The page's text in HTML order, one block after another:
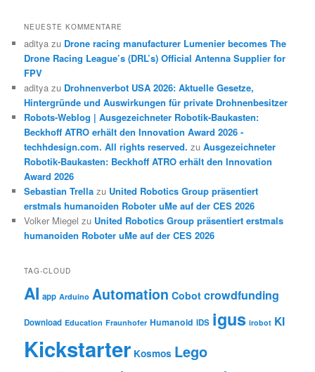
NEUESTE KOMMENTARE
aditya zu Drone racing manufacturer Lumenier becomes The
Drone Racing League’s (DRL’s) Official Antenna Supplier for
FPV
aditya zu Drohnenverbot USA 2026: Aktuelle Gesetze,
Hintergründe und Auswirkungen für private Drohnenbesitzer
Robots-Weblog | Ausgezeichneter Robotik-Baukasten:
Beckhoff ATRO erhält den Innovation Award 2026 -
techhdesign.com. All rights reserved. zuAusgezeichneter
Robotik-Baukasten: Beckhoff ATRO erhält den Innovation
Award 2026
Sebastian Trella zu United Robotics Group präsentiert
erstmals humanoiden Roboter uMe auf der CES 2026
Volker Miegel zu United Robotics Group präsentiert erstmals
humanoiden Roboter uMe auf der CES 2026
TAG-CLOUD
AI app Arduino Automation Cobot crowdfunding
Download Education Fraunhofer Humanoid IDS igus irobot KI
Kickstarter Kosmos Lego